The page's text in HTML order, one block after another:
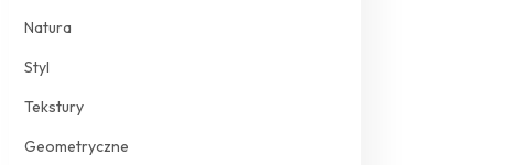
Natura
Styl
Tekstury
Geometryczne